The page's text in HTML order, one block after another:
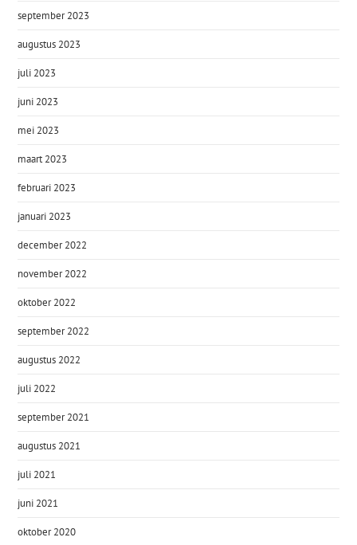
september 2023
augustus 2023
juli 2023
juni 2023
mei 2023
maart 2023
februari 2023
januari 2023
december 2022
november 2022
oktober 2022
september 2022
augustus 2022
juli 2022
september 2021
augustus 2021
juli 2021
juni 2021
oktober 2020